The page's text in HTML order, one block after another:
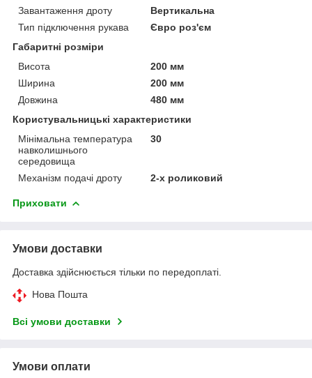
Завантаження дроту
Вертикальна
Тип підключення рукава
Євро роз'єм
Габаритні розміри
Висота
200 мм
Ширина
200 мм
Довжина
480 мм
Користувальницькі характеристики
Мінімальна температура
навколишнього
середовища
30
Механізм подачі дроту 2-х роликовий
Приховати
Умови доставки
Доставка здійснюється тільки по передоплаті.
Нова Пошта
Всі умови доставки
Умови оплати